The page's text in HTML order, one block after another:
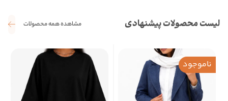
لیست محصولات پیشنهادی مشاهده همه محصولات
ناموجود